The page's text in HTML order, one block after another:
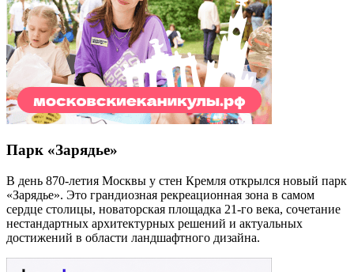
Парк «Зарядье»
В день 870-летия Москвы у стен Кремля открылся новый парк
«Зарядье». Это грандиозная рекреационная зона в самом
сердце столицы, новаторская площадка 21-го века, сочетание
нестандартных архитектурных решений и актуальных
достижений в области ландшафтного дизайна.